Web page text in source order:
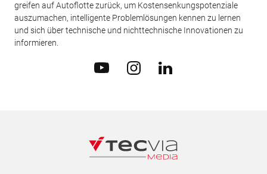
greifen auf Autoflotte zurück, um Kostensenkungspotenziale
auszumachen, intelligente Problemlösungen kennen zu lernen
und sich über technische und nichttechnische Innovationen zu
informieren.